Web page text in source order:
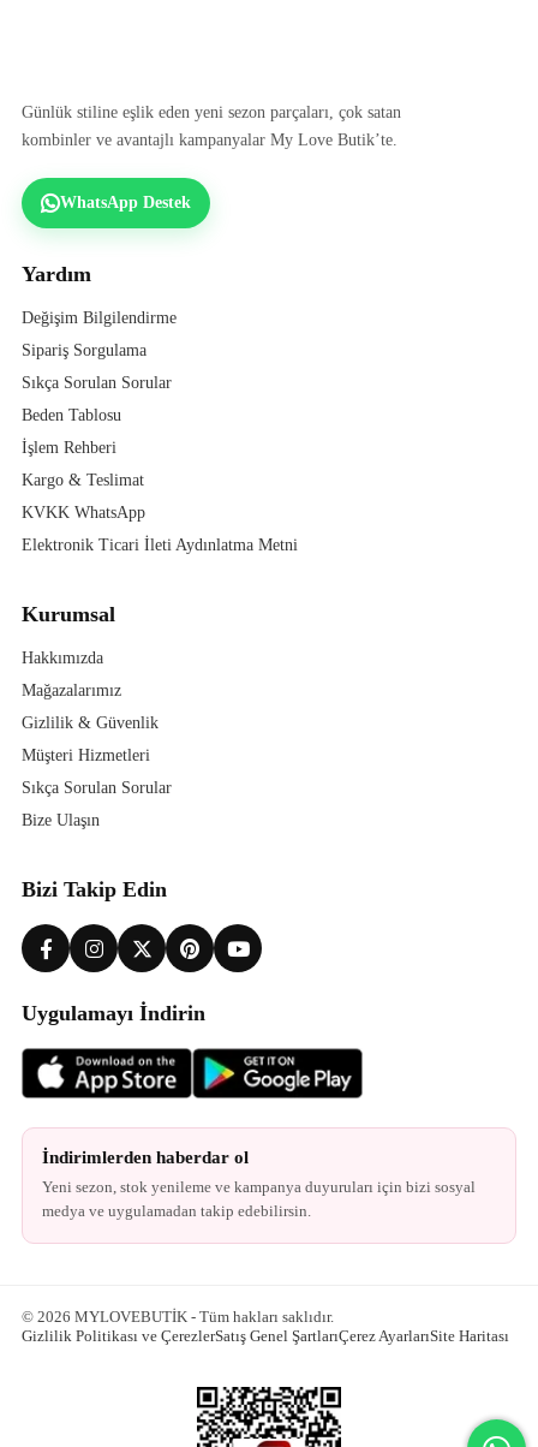
Günlük stiline eşlik eden yeni sezon parçaları, çok satan
kombinler ve avantajlı kampanyalar My Love Butik’te.
WhatsApp Destek
Yardım
Değişim Bilgilendirme
Sipariş Sorgulama
Sıkça Sorulan Sorular
Beden Tablosu
İşlem Rehberi
Kargo & Teslimat
KVKK WhatsApp
Elektronik Ticari İleti Aydınlatma Metni
Kurumsal
Hakkımızda
Mağazalarımız
Gizlilik & Güvenlik
Müşteri Hizmetleri
Sıkça Sorulan Sorular
Bize Ulaşın
Bizi Takip Edin
Uygulamayı İndirin
İndirimlerden haberdar ol
Yeni sezon, stok yenileme ve kampanya duyuruları için bizi sosyal
medya ve uygulamadan takip edebilirsin.
© 2026 MYLOVEBUTİK - Tüm hakları saklıdır.
Gizlilik Politikası ve ÇerezlerSatış Genel ŞartlarıÇerez AyarlarıSite Haritası